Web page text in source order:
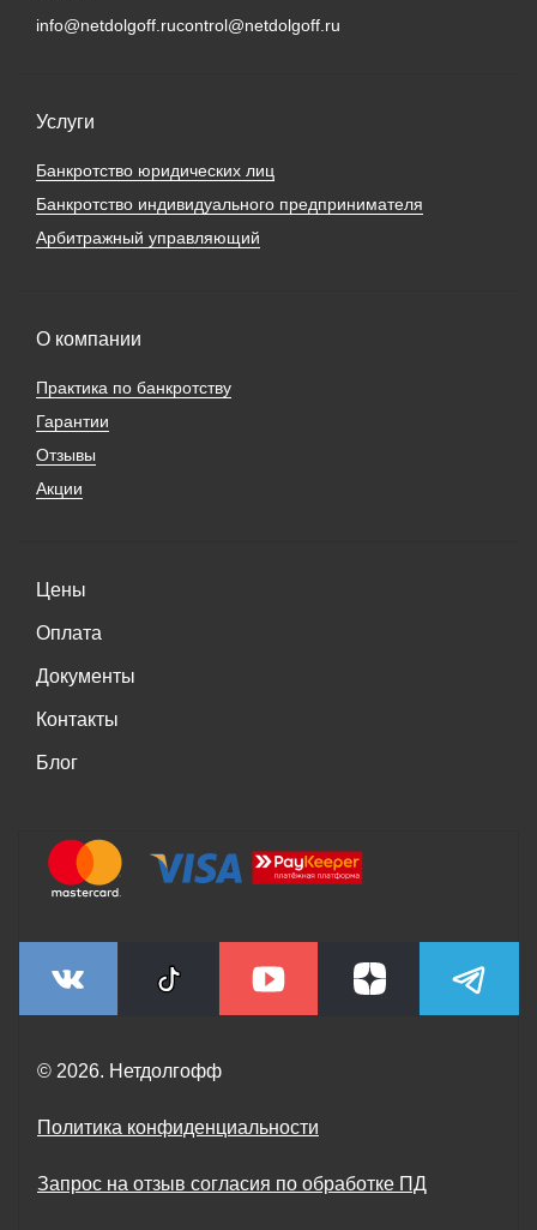
Услуги
Банкротство юридических лиц
Банкротство индивидуального предпринимателя
Арбитражный управляющий
О компании
Практика по банкротству
Гарантии
Отзывы
Акции
Цены
Оплата
Документы
Контакты
Блог
info@netdolgoff.rucontrol@netdolgoff.ru
© 2026. Нетдолгофф
Политика конфиденциальности
Запрос на отзыв согласия по обработке ПД